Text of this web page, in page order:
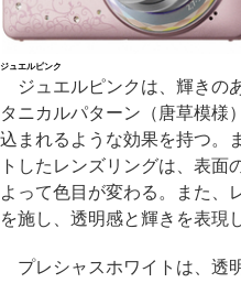
ジュエルピンク
ジュエルピンクは、輝きの
タニカルパターン（唐草模様
込まれるような効果を持つ。
トしたレンズリングは、表面
よって色目が変わる。また、
を施し、透明感と輝きを表現
プレシャスホワイトは、透